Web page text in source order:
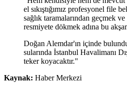
el sıkıştığımız profesyonel file
sağlık taramalarından geçmek
resmiyete dökmek adına bu
Doğan Alemdar'ın içinde
sularında İstanbul Havalimanı
teker koyacaktır."
Kaynak: Haber Merkezi